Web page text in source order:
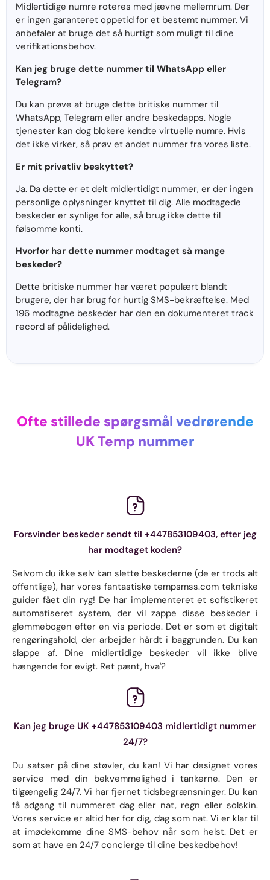
Midlertidige numre roteres med jævne mellemrum. Der
er ingen garanteret oppetid for et bestemt nummer. Vi
anbefaler at bruge det så hurtigt som muligt til dine
verifikationsbehov.
Kan jeg bruge dette nummer til WhatsApp eller
Telegram?
Du kan prøve at bruge dette britiske nummer til
WhatsApp, Telegram eller andre beskedapps. Nogle
tjenester kan dog blokere kendte virtuelle numre. Hvis
det ikke virker, så prøv et andet nummer fra vores liste.
Er mit privatliv beskyttet?
Ja. Da dette er et delt midlertidigt nummer, er der ingen
personlige oplysninger knyttet til dig. Alle modtagede
beskeder er synlige for alle, så brug ikke dette til
følsomme konti.
Hvorfor har dette nummer modtaget så mange
beskeder?
Dette britiske nummer har været populært blandt
brugere, der har brug for hurtig SMS-bekræftelse. Med
196 modtagne beskeder har den en dokumenteret track
record af pålidelighed.
Ofte stillede spørgsmål vedrørende
UK Temp nummer
Forsvinder beskeder sendt til +447853109403, efter jeg
har modtaget koden?
Selvom du ikke selv kan slette beskederne (de er trods alt
offentlige), har vores fantastiske tempsmss.com tekniske
guider fået din ryg! De har implementeret et sofistikeret
automatiseret system, der vil zappe disse beskeder i
glemmebogen efter en vis periode. Det er som et digitalt
rengøringshold, der arbejder hårdt i baggrunden. Du kan
slappe af. Dine midlertidige beskeder vil ikke blive
hængende for evigt. Ret pænt, hva'?
Kan jeg bruge UK +447853109403 midlertidigt nummer
24/7?
Du satser på dine støvler, du kan! Vi har designet vores
service med din bekvemmelighed i tankerne. Den er
tilgængelig 24/7. Vi har fjernet tidsbegrænsninger. Du kan
få adgang til nummeret dag eller nat, regn eller solskin.
Vores service er altid her for dig, dag som nat. Vi er klar til
at imødekomme dine SMS-behov når som helst. Det er
som at have en 24/7 concierge til dine beskedbehov!